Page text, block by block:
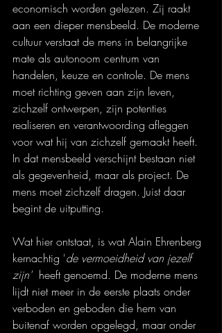
economisch worden gelezen. Zij raakt
aan een dieper mensbeeld. De moderne
cultuur verstaat de mens in belangrijke
mate als autonoom centrum van
handelen, keuze en controle. De mens
moet richting geven aan zijn leven,
zichzelf ontwerpen, zijn potenties
realiseren en verantwoording afleggen
voor wat hij van zichzelf gemaakt heeft.
In dat mensbeeld verschijnt bestaan niet
als gegevenheid, maar als project. De
mens moet zichzelf dragen. Juist daar
begint de uitputting.
Wat hier ontstaat, is wat Alain Ehrenberg
kernachtig 'de vermoeidheid van jezelf
zijn' heeft genoemd. De moderne mens
lijdt niet meer in de eerste plaats onder
verboden en geboden die hem van
buitenaf worden opgelegd, maar onder